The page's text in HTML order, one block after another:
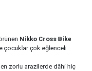
Nikko Cross Bike
çocuklar çok eğlenceli
zorlu arazilerde dâhi hiç